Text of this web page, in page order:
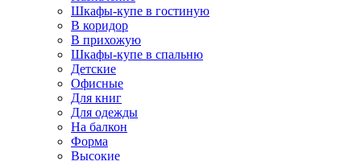
Шкафы-купе в гостиную
В коридор
В прихожую
Шкафы-купе в спальню
Детские
Офисные
Для книг
Для одежды
На балкон
Форма
Высокие